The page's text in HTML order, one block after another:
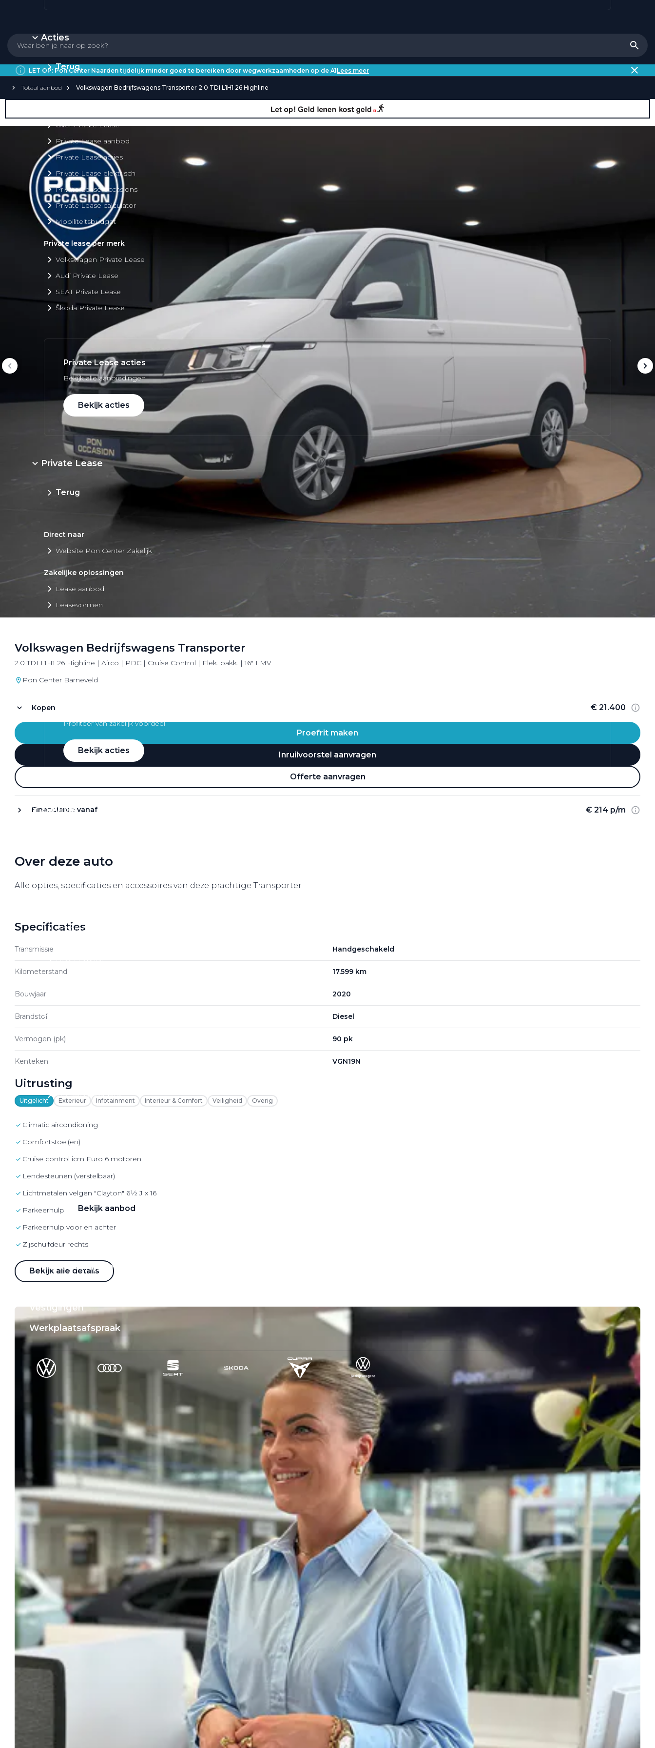
Acties
Terug
Over Private Lease
Private Lease aanbod
Private Lease acties
Private Lease elektrisch
Private Lease occasions
Private Lease calculator
Mobiliteitsbudget
Private lease per merk
Volkswagen Private Lease
Audi Private Lease
SEAT Private Lease
Škoda Private Lease
Private Lease acties
Bekijk alle aanbiedingen
Bekijk acties
Private Lease
Terug
Direct naar
Website Pon Center Zakelijk
Zakelijke oplossingen
Lease aanbod
Leasevormen
Lease a Bike
Profiteer van zakelijk voordeel
Bekijk acties
Zakelijk
Over elektrisch rijden
Onderhoud en kosten
Duurzaamheid
Voordelen
Aanbod elektrisch
Volkswagen
CUPRA
VW Bedrijfswagens
Bekijk ons aanbod
Bekijk aanbod
Elektrisch rijden
Vestigingen
Werkplaatsafspraak
LET OP: Pon Center Naarden tijdelijk minder goed te bereiken door wegwerkzaamheden op de A1Lees meer
Totaal aanbod Volkswagen Bedrijfswagens Transporter 2.0 TDI L1H1 26 Highline
Volkswagen Bedrijfswagens Transporter
2.0 TDI L1H1 26 Highline | Airco | PDC | Cruise Control | Elek. pakk. | 16" LMV
Pon Center Barneveld
Kopen € 21.400
Proefrit maken
Inruilvoorstel aanvragen
Offerte aanvragen
Financieren vanaf € 214 p/m
Over deze auto
Alle opties, specificaties en accessoires van deze prachtige Transporter
Specificaties
Transmissie Handgeschakeld
Kilometerstand 17.599 km
Bouwjaar 2020
Brandstof Diesel
Vermogen (pk) 90 pk
Kenteken VGN19N
Uitrusting
Uitgelicht Exterieur Infotainment Interieur & Comfort Veiligheid Overig
Climatic aircondioning
comfortstoel(en)
Cruise control icm Euro 6 motoren
lendesteunen (verstelbaar)
Lichtmetalen velgen "Clayton" 6½ J x 16
Parkeerhulp achter
Parkeerhulp voor en achter
zijschuifdeur rechts
Bekijk alle details